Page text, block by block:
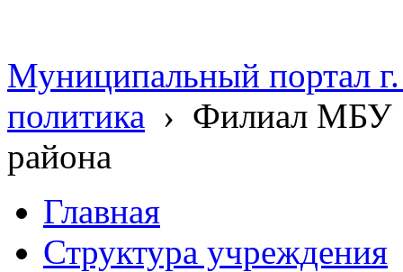
Муниципальный портал
политика › Филиал МБУ
района
Главная
Структура учреждения